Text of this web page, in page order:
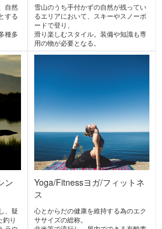
トレイルランニング
キャンプ
防災アウトドア